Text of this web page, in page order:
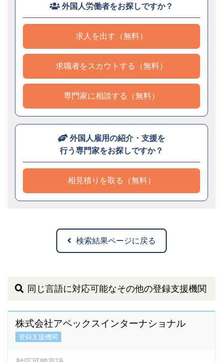
外国人労働者をお探しですか？
求人を出す（無料）
求職者をスカウトする（無料）
専門家に相談する（無料）
外国人雇用の紹介・支援を
行う専門家をお探しですか？
相見積りを取る（無料）
検索結果ページに戻る
同じ言語に対応可能なその他の登録支援機関
株式会社アペックスインターナショナル
登録支援機関